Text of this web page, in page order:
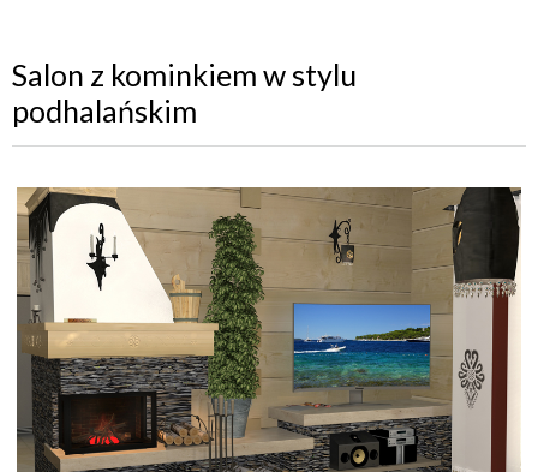
Salon z kominkiem w stylu
podhalańskim